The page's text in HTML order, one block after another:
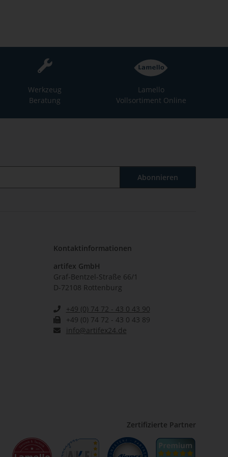
Werkzeug
Beratung
Lamello
Vollsortiment Online
Abonnieren
Kontaktinformationen
artifex GmbH
Graf-Bentzel-Straße 66/1
D-72108 Rottenburg
+49 (0) 74 72 - 43 0 43 90
+49 (0) 74 72 - 43 0 43 89
info@artifex24.de
Zertifizierte Partner